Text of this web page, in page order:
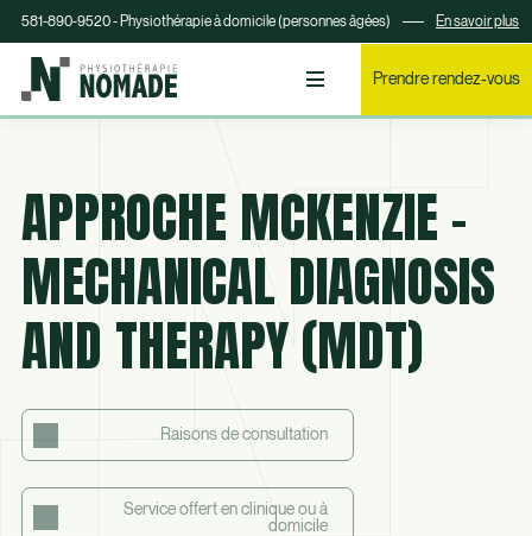
581-890-9520 - Physiothérapie à domicile (personnes âgées) En savoir plus
Prendre rendez-vous
APPROCHE MCKENZIE -
MECHANICAL DIAGNOSIS
AND THERAPY (MDT)
Raisons de consultation
Service offert en clinique ou à
domicile